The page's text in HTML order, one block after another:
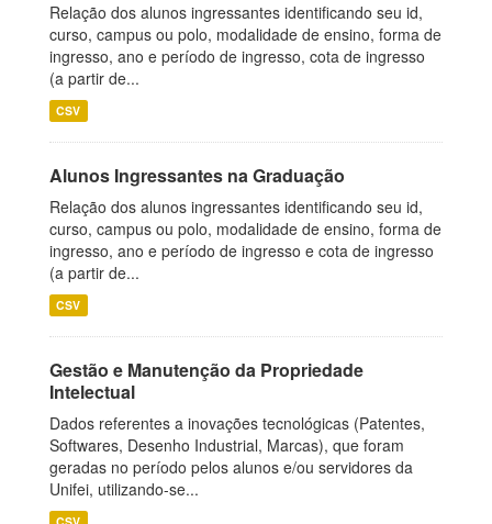
Relação dos alunos ingressantes identificando seu id,
curso, campus ou polo, modalidade de ensino, forma de
ingresso, ano e período de ingresso, cota de ingresso
(a partir de...
CSV
Alunos Ingressantes na Graduação
Relação dos alunos ingressantes identificando seu id,
curso, campus ou polo, modalidade de ensino, forma de
ingresso, ano e período de ingresso e cota de ingresso
(a partir de...
CSV
Gestão e Manutenção da Propriedade
Intelectual
Dados referentes a inovações tecnológicas (Patentes,
Softwares, Desenho Industrial, Marcas), que foram
geradas no período pelos alunos e/ou servidores da
Unifei, utilizando-se...